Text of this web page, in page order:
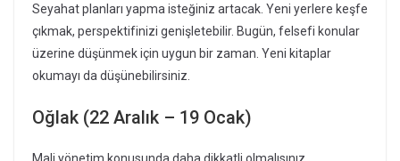
Seyahat planları yapma isteğiniz artacak. Yeni yerlere keşfe
çıkmak, perspektifinizi genişletebilir. Bugün, felsefi konular
üzerine düşünmek için uygun bir zaman. Yeni kitaplar
okumayı da düşünebilirsiniz.
Oğlak (22 Aralık – 19 Ocak)
Mali yönetim konusunda daha dikkatli olmalısınız.